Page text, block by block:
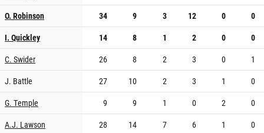
O. Robinson
34 9 3 12 0
0
I. Quickley
14 8 1 2 0
0
C. Swider
26 8 2 3 0
1
J. Battle
27 10 2 3 1
0
G. Temple
9 9 1 0 2
0
A.J. Lawson
28 14 7 6 1
0